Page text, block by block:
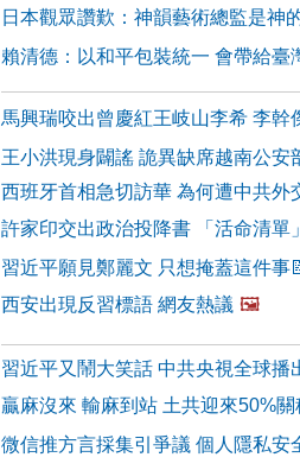
日本觀眾讚歎：神韻藝術總監是神
賴清德：以和平包裝統一 會帶給臺
馬興瑞咬出曾慶紅王岐山李希 李幹
王小洪現身闢謠 詭異缺席越南公安
西班牙首相急切訪華 為何遭中共外
許家印交出政治投降書 「活命清單
習近平願見鄭麗文 只想掩蓋這件事
西安出現反習標語 網友熱議 🖼️
習近平又鬧大笑話 中共央視全球播
贏麻沒來 輸麻到站 土共迎來50%關
微信推方言採集引爭議 個人隱私安